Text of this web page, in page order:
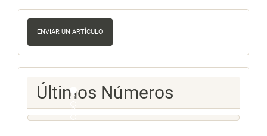
Enviar
un
artículo
ENVIAR UN ARTÍCULO
Ultimos
Numeros
Últimos Números